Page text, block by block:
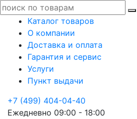
Каталог товаров
О компании
Доставка и оплата
Гарантия и сервис
Услуги
Пункт выдачи
+7 (499) 404-04-40
Ежедневно 09:00 - 18:00